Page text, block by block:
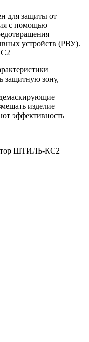
для защиты от
с помощью
устройств (РВУ).
защитную зону,
изделие
эффективность
ШТИЛЬ-КС2